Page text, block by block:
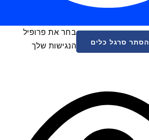
הסתר סרגל כלים
בחר את פרופיל
הנגישות שלך